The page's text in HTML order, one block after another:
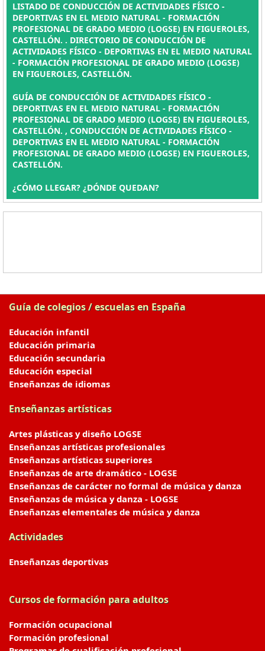
LISTADO DE CONDUCCIÓN DE ACTIVIDADES FÍSICO -
DEPORTIVAS EN EL MEDIO NATURAL - FORMACIÓN
PROFESIONAL DE GRADO MEDIO (LOGSE) EN FIGUEROLES,
CASTELLÓN. . DIRECTORIO DE CONDUCCIÓN DE
ACTIVIDADES FÍSICO - DEPORTIVAS EN EL MEDIO NATURAL
- FORMACIÓN PROFESIONAL DE GRADO MEDIO (LOGSE)
EN FIGUEROLES, CASTELLÓN.
GUÍA DE CONDUCCIÓN DE ACTIVIDADES FÍSICO -
DEPORTIVAS EN EL MEDIO NATURAL - FORMACIÓN
PROFESIONAL DE GRADO MEDIO (LOGSE) EN FIGUEROLES,
CASTELLÓN. , CONDUCCIÓN DE ACTIVIDADES FÍSICO -
DEPORTIVAS EN EL MEDIO NATURAL - FORMACIÓN
PROFESIONAL DE GRADO MEDIO (LOGSE) EN FIGUEROLES,
CASTELLÓN.
¿CÓMO LLEGAR? ¿DÓNDE QUEDAN?
Guía de colegios / escuelas en España
Educación infantil
Educación primaria
Educación secundaria
Educación especial
Enseñanzas de idiomas
Enseñanzas artísticas
Artes plásticas y diseño LOGSE
Enseñanzas artísticas profesionales
Enseñanzas artísticas superiores
Enseñanzas de arte dramático - LOGSE
Enseñanzas de carácter no formal de música y danza
Enseñanzas de música y danza - LOGSE
Enseñanzas elementales de música y danza
Actividades
Enseñanzas deportivas
Cursos de formación para adultos
Formación ocupacional
Formación profesional